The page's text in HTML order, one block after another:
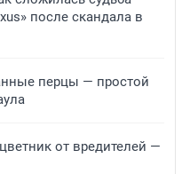
после скандала в
перцы — простой
от вредителей —